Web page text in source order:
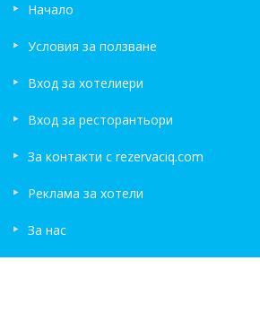
Начало
Условия за ползване
Вход за хотелиери
Вход за ресторантьори
За контакти с rezervaciq.com
Реклама за хотели
За нас